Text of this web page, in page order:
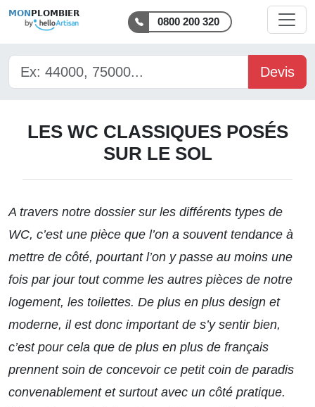
MON PLOMBIER
0800 200 320
Devis
LES WC CLASSIQUES POSÉS
SUR LE SOL
A travers notre dossier sur les différents types de
WC, c’est une pièce que l’on a souvent tendance à
mettre de côté, pourtant l’on y passe au moins une
fois par jour tout comme les autres pièces de notre
logement, les toilettes. De plus en plus design et
moderne, il est donc important de s’y sentir bien,
c’est pour cela que de plus en plus de français
prennent soin de concevoir ce petit coin de paradis
convenablement et surtout avec un côté pratique.